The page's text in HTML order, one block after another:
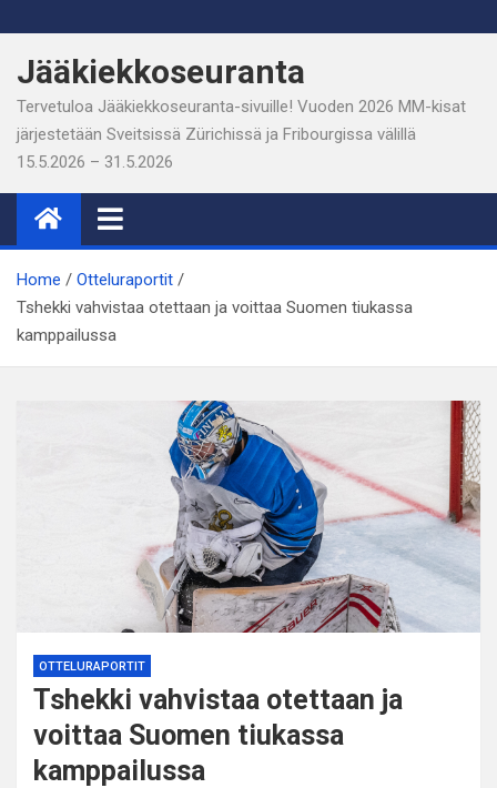
to
content
Jääkiekkoseuranta
Tervetuloa Jääkiekkoseuranta-sivuille! Vuoden 2026 MM-kisat
järjestetään Sveitsissä Zürichissä ja Fribourgissa välillä
15.5.2026 – 31.5.2026
Home
Otteluraportit
Tshekki vahvistaa otettaan ja voittaa Suomen tiukassa
kamppailussa
OTTELURAPORTIT
Tshekki vahvistaa otettaan ja
voittaa Suomen tiukassa
kamppailussa